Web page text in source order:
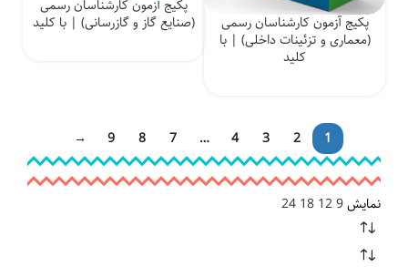
پکیج آزمون کارشناسان رسمی
(صنایع گاز و گازرسانی) | با کلید پکیج آزمون کارشناسان رسمی
(معماری و تزئینات داخلی) | با
کلید
1
2
3
4
…
7
8
9
→
نمایش9
12
18
24